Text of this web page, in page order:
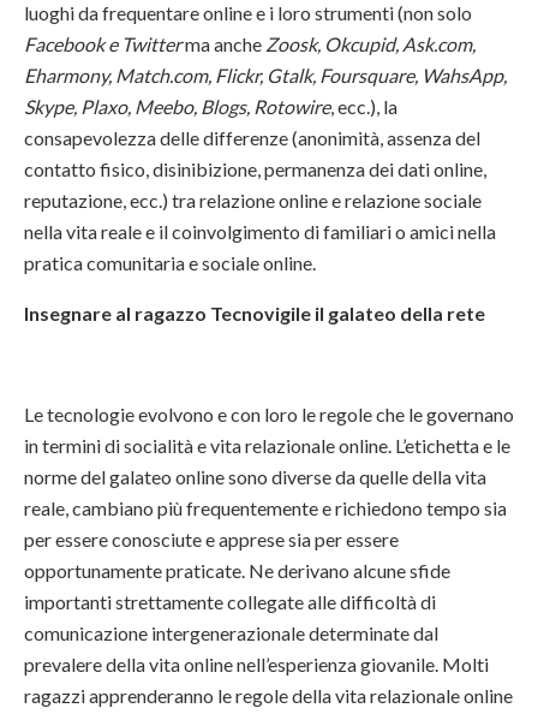
luoghi da frequentare online e i loro strumenti (non solo
Facebook e Twitterma anche Zoosk, Okcupid, Ask.com,
Eharmony, Match.com, Flickr, Gtalk, Foursquare, WahsApp,
Skype, Plaxo, Meebo, Blogs, Rotowire, ecc.), la
consapevolezza delle differenze (anonimità, assenza del
contatto fisico, disinibizione, permanenza dei dati online,
reputazione, ecc.) tra relazione online e relazione sociale
nella vita reale e il coinvolgimento di familiari o amici nella
pratica comunitaria e sociale online.
Insegnare al ragazzo Tecnovigile il galateo della rete
Le tecnologie evolvono e con loro le regole che le governano
in termini di socialità e vita relazionale online. L’etichetta e le
norme del galateo online sono diverse da quelle della vita
reale, cambiano più frequentemente e richiedono tempo sia
per essere conosciute e apprese sia per essere
opportunamente praticate. Ne derivano alcune sfide
importanti strettamente collegate alle difficoltà di
comunicazione intergenerazionale determinate dal
prevalere della vita online nell’esperienza giovanile. Molti
ragazzi apprenderanno le regole della vita relazionale online